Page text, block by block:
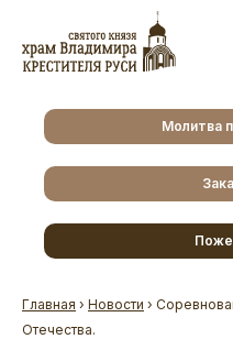
Молитва
Главная › Новости ›
Отечества.